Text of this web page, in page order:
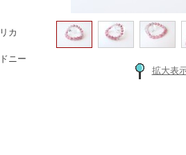
カ
ニー
拡大表